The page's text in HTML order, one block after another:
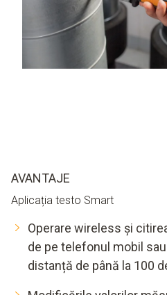
AVANTAJE
Aplicația testo Smart
Operare wireless și
de pe telefonul mobil
distanță de până la 100